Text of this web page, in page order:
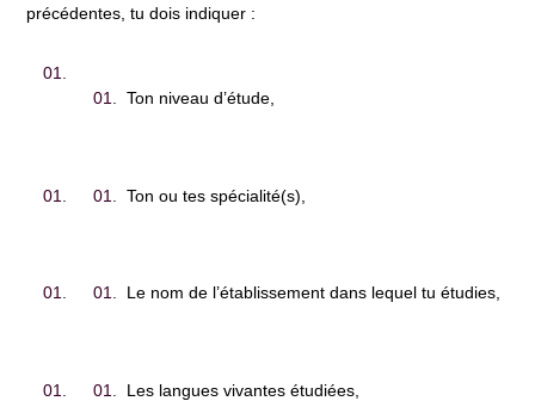
précédentes, tu dois indiquer :
Ton niveau d’étude,
Ton ou tes spécialité(s),
Le nom de l’établissement dans lequel tu étudies,
Les langues vivantes étudiées,